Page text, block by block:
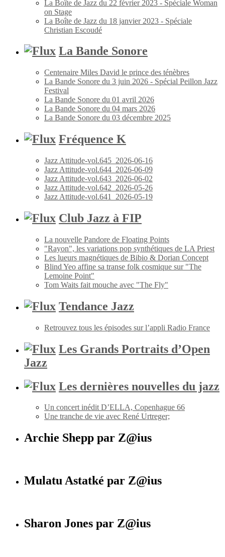
La Boîte de Jazz du 22 février 2023 - Spéciale Woman
on Stage
La Boîte de Jazz du 18 janvier 2023 - Spéciale
Christian Escoudé
La Bande Sonore
Centenaire Miles David le prince des ténèbres
La Bande Sonore du 3 juin 2026 - Spécial Peillon Jazz
Festival
La Bande Sonore du 01 avril 2026
La Bande Sonore du 04 mars 2026
La Bande Sonore du 03 décembre 2025
Fréquence K
Jazz Attitude-vol.645_2026-06-16
Jazz Attitude-vol.644_2026-06-09
Jazz Attitude-vol.643_2026-06-02
Jazz Attitude-vol.642_2026-05-26
Jazz Attitude-vol.641_2026-05-19
Club Jazz à FIP
La nouvelle Pandore de Floating Points
"Rayon", les variations pop synthétiques de LA Priest
Les lueurs magnétiques de Bibio & Dorian Concept
Blind Yeo affine sa transe folk cosmique sur "The
Lemoine Point"
Tom Waits fait mouche avec "The Fly"
Tendance Jazz
Retrouvez tous les épisodes sur l’appli Radio France
Les Grands Portraits d’Open
Jazz
Les dernières nouvelles du jazz
Un concert inédit D’ELLA, Copenhague 66
Une tranche de vie avec René Urtreger;
Archie Shepp par Z@ius
Mulatu Astatké par Z@ius
Sharon Jones par Z@ius